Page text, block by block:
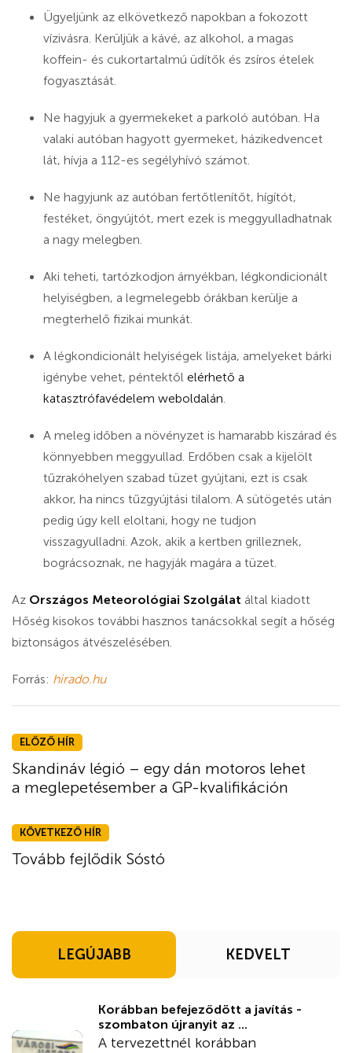
Ügyeljünk az elkövetkező napokban a fokozott
vízivásra. Kerüljük a kávé, az alkohol, a magas
koffein- és cukortartalmú üdítők és zsíros ételek
fogyasztását.
Ne hagyjuk a gyermekeket a parkoló autóban. Ha
valaki autóban hagyott gyermeket, házikedvencet
lát, hívja a 112-es segélyhívó számot.
Ne hagyjunk az autóban fertőtlenítőt, hígítót,
festéket, öngyújtót, mert ezek is meggyulladhatnak
a nagy melegben.
Aki teheti, tartózkodjon árnyékban, légkondicionált
helyiségben, a legmelegebb órákban kerülje a
megterhelő fizikai munkát.
A légkondicionált helyiségek listája, amelyeket bárki
igénybe vehet, péntektől elérhető a
katasztrófavédelem weboldalán.
A meleg időben a növényzet is hamarabb kiszárad és
könnyebben meggyullad. Erdőben csak a kijelölt
tűzrakóhelyen szabad tüzet gyújtani, ezt is csak
akkor, ha nincs tűzgyújtási tilalom. A sütögetés után
pedig úgy kell eloltani, hogy ne tudjon
visszagyulladni. Azok, akik a kertben grilleznek,
bográcsoznak, ne hagyják magára a tüzet.
Az Országos Meteorológiai Szolgálat által kiadott
Hőség kisokos további hasznos tanácsokkal segít a hőség
biztonságos átvészelésében.
Forrás: hirado.hu
ELŐZŐ HÍR
Skandináv légió – egy dán motoros lehet
a meglepetésember a GP-kvalifikáción
KÖVETKEZŐ HÍR
Tovább fejlődik Sóstó
LEGÚJABB KEDVELT
Korábban befejeződött a javítás -
szombaton újranyit az ...
A tervezettnél korábban